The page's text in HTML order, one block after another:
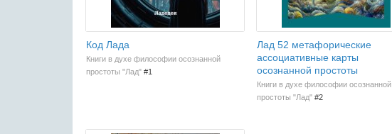
Код Лада
Книги в духе философии осознанной
простоты "Лад" #1
Лад 52 метафорические
ассоциативные карты
осознанной простоты
Книги в духе философии осознанной
простоты "Лад" #2